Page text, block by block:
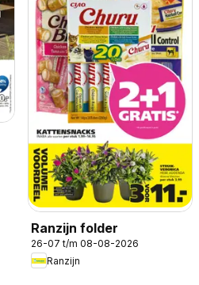
Ranzijn folder
26-07 t/m 08-08-2026
Ranzijn